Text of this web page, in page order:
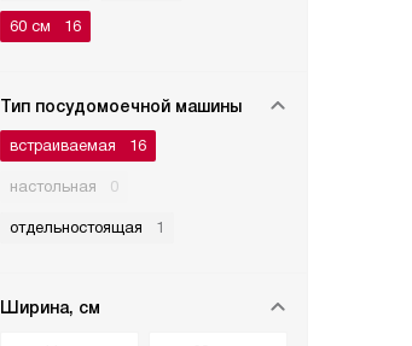
60 см 16
Тип посудомоечной машины
встраиваемая 16
настольная 0
отдельностоящая 1
Ширина, см